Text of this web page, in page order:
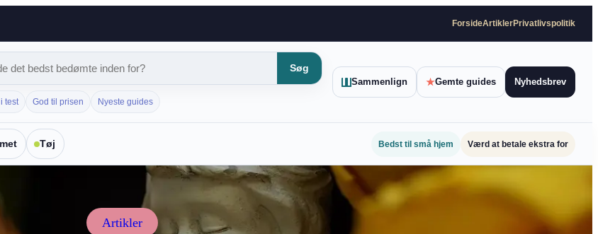
ForsideArtiklerPrivatlivspolitik
Søg
test God til prisen Nyeste guides
Sammenlign ★Gemte guides Nyhedsbrev
Tøj Bedst til små hjem Værd at betale ekstra for
Artikler